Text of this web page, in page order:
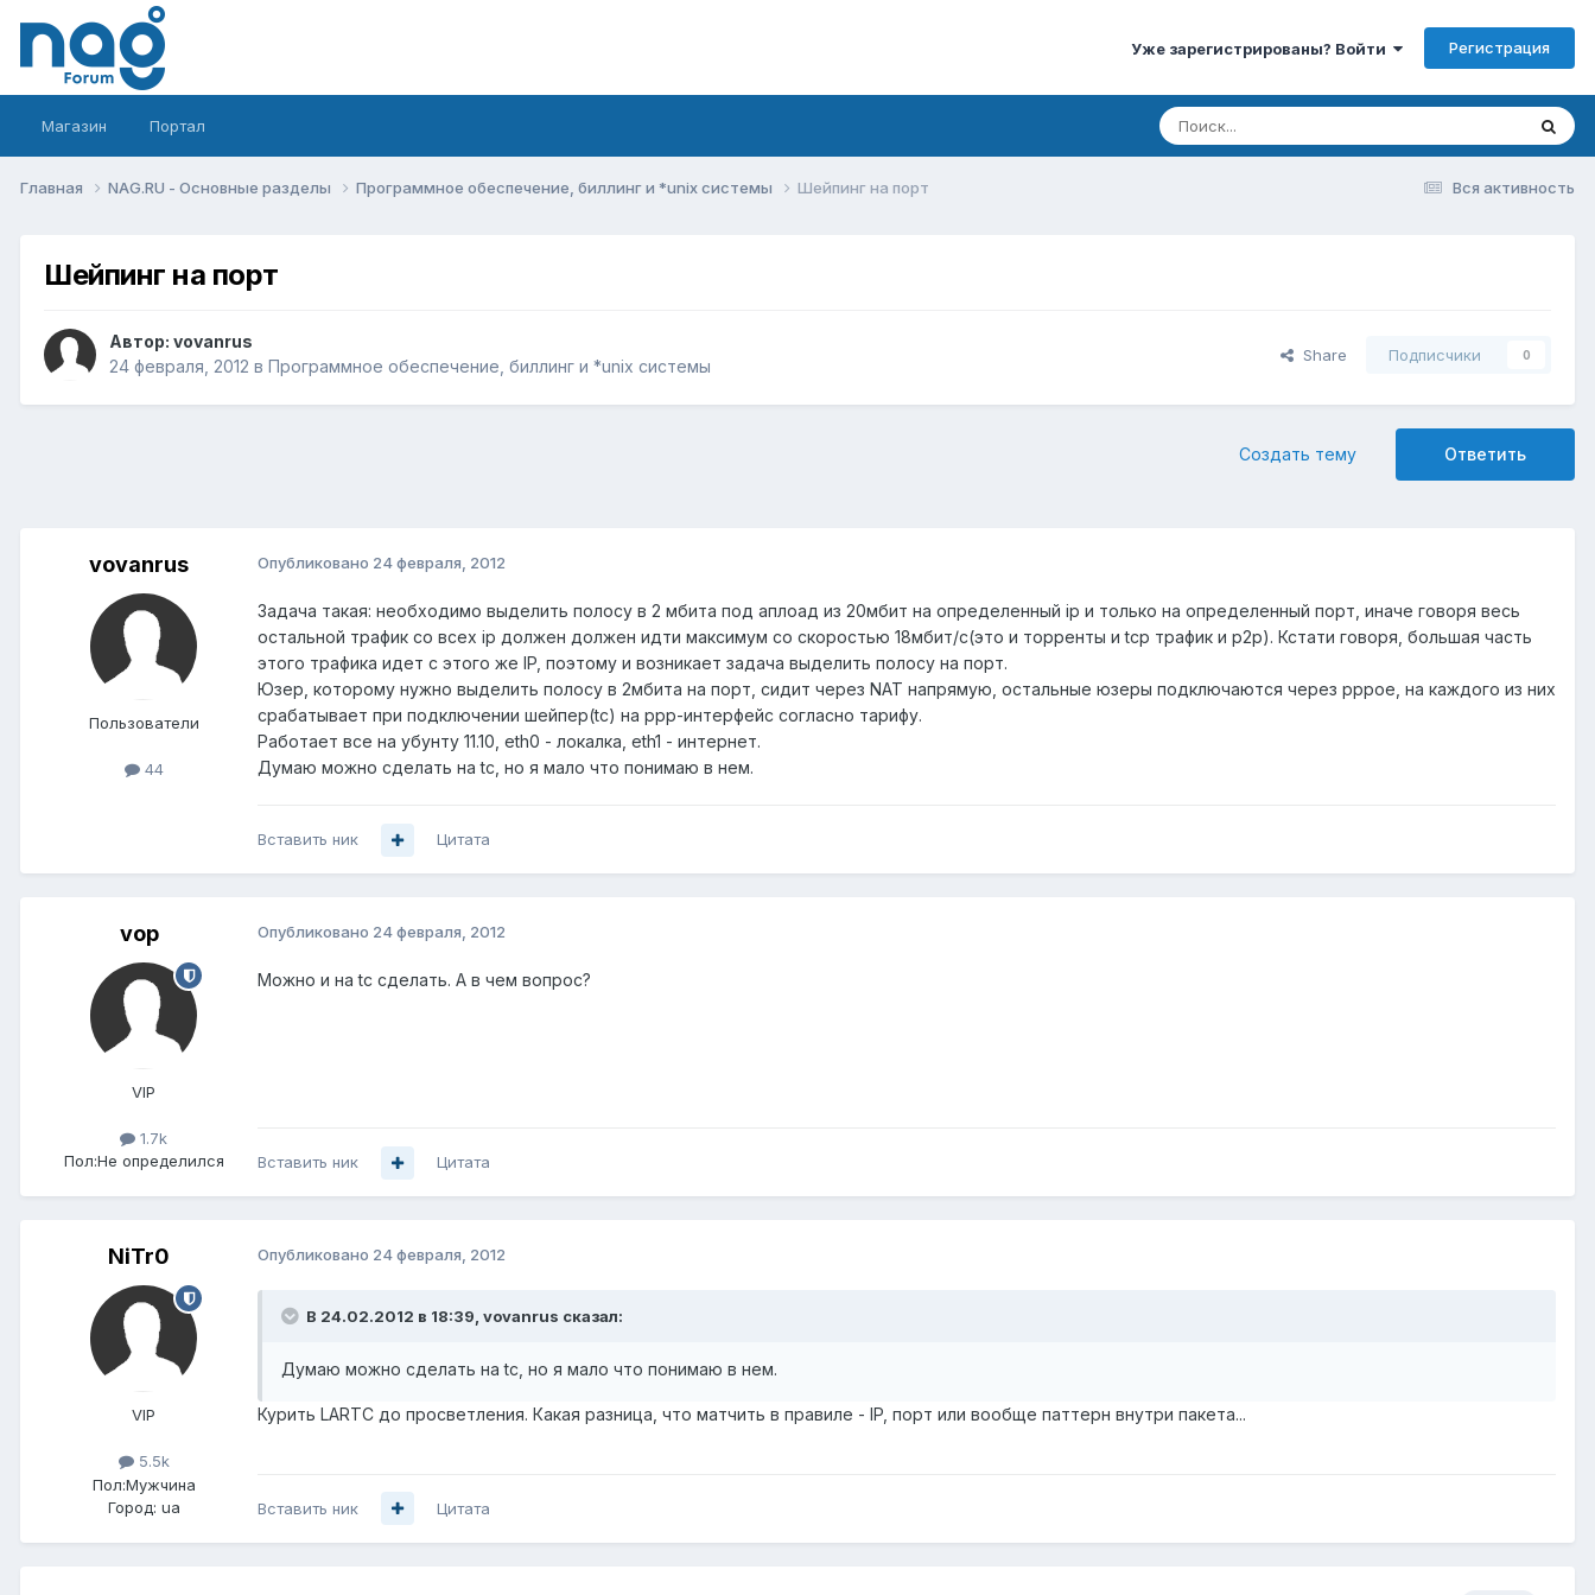
Уже зарегистрированы? Войти Регистрация
Магазин Портал
Вся активность
Главная NAG.RU - Основные разделы Программное обеспечение, биллинг и *unix системы Шейпинг на порт
Шейпинг на порт
Автор: vovanrus
24 февраля, 2012 в Программное обеспечение, биллинг и *unix системы
Share Подписчики 0
Ответить
Создать тему
vovanrus
Пользователи
44
Опубликовано 24 февраля, 2012
Задача такая: необходимо выделить полосу в 2 мбита под аплоад из 20мбит на определенный ip и только на определенный порт, иначе говоря весь
остальной трафик со всех ip должен должен идти максимум со скоростью 18мбит/с(это и торренты и tcp трафик и р2р). Кстати говоря, большая часть
этого трафика идет с этого же IP, поэтому и возникает задача выделить полосу на порт.
Юзер, которому нужно выделить полосу в 2мбита на порт, сидит через NAT напрямую, остальные юзеры подключаются через pppoe, на каждого из них
срабатывает при подключении шейпер(tc) на ppp-интерфейс согласно тарифу.
Работает все на убунту 11.10, eth0 - локалка, eth1 - интернет.
Думаю можно сделать на tc, но я мало что понимаю в нем.
Вставить ник Цитата
vop
VIP
1.7k
Пол:Не определился
Опубликовано 24 февраля, 2012
Можно и на tc сделать. А в чем вопрос?
Вставить ник Цитата
NiTr0
VIP
5.5k
Пол:Мужчина
Город: ua
Опубликовано 24 февраля, 2012
В 24.02.2012 в 18:39, vovanrus сказал:
Думаю можно сделать на tc, но я мало что понимаю в нем.
Курить LARTC до просветления. Какая разница, что матчить в правиле - IP, порт или вообще паттерн внутри пакета...
Вставить ник Цитата